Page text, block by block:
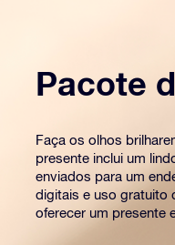
Pacote
Faça os olhos
presente inclui um
enviados para um
digitais e uso gratuito
oferecer um presente